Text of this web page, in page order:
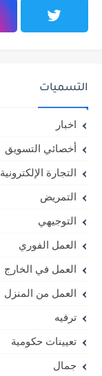
التسميات
اخبار
أخصائي التسويق
التجارة الإلكترونية
التمريض
التوجيهي
العمل الفوري
العمل في الخارج
العمل من المنزل
ترفيه
تعيينات حكومية
جمال